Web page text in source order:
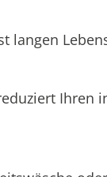
langen
Ihren